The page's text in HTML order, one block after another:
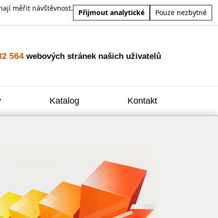
měřit návštěvnost. Přijmout analytické Pouze nezbytné
564 webových stránek našich uživatelů
Katalog Kontakt